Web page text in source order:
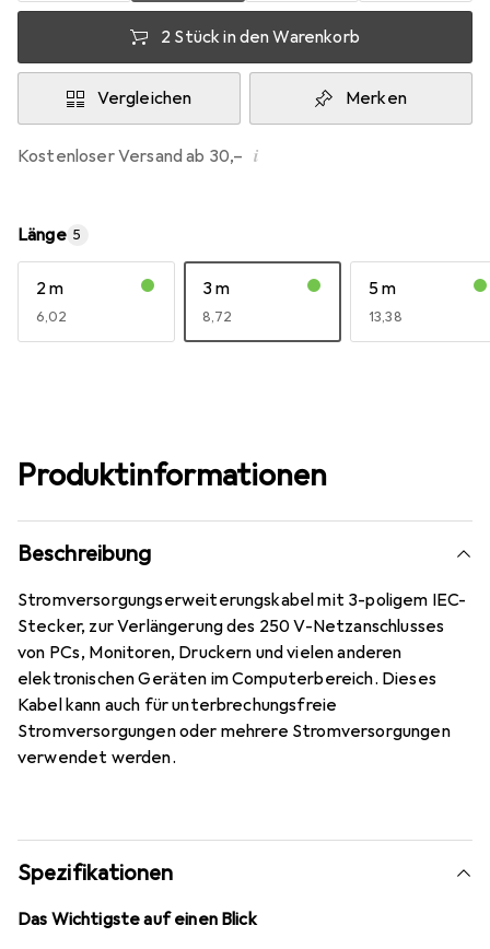
2 Stück in den Warenkorb
Vergleichen Merken
Kostenloser Versand ab 30,– i
Länge 5
2 m
EUR
6,02
3 m
EUR
8,72
5 m
EUR
13,38
Produktinformationen
Beschreibung
Stromversorgungserweiterungskabel mit 3-poligem IEC-
Stecker, zur Verlängerung des 250 V-Netzanschlusses
von PCs, Monitoren, Druckern und vielen anderen
elektronischen Geräten im Computerbereich. Dieses
Kabel kann auch für unterbrechungsfreie
Stromversorgungen oder mehrere Stromversorgungen
verwendet werden.
Spezifikationen
Das Wichtigste auf einen Blick